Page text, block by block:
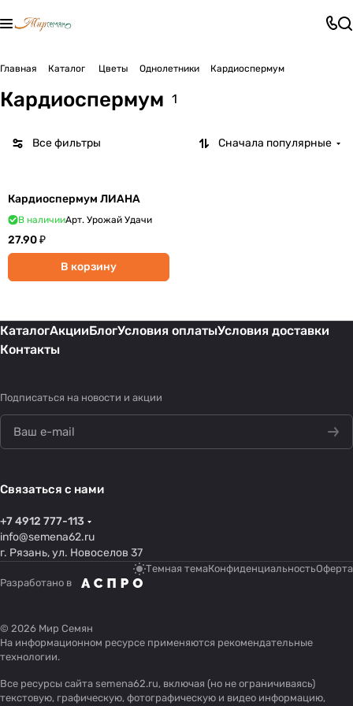
Главная Каталог Цветы Однолетники Кардиоспермум
Кардиоспермум 1
Все фильтры Сначала популярные
Кардиоспермум ЛИАНА
В наличииАрт. Урожай Удачи
27.90 ₽
В корзину
КаталогАкцииБлогУсловия оплатыУсловия доставки
Контакты
Подписаться на новости и акции
Связаться с нами
+7 4912 777-113
info@semena62.ru
г. Рязань, ул. Новоселов 37
Темная темаКонфиденциальностьОферта
Разработано в
© 2026 Мир Семян
На информационном ресурсе применяются рекомендательные
технологии.
Все ресурсы сайта semena62.ru, включая (но не ограничиваясь)
текстовую, графическую, фотографическую и видео информацию,